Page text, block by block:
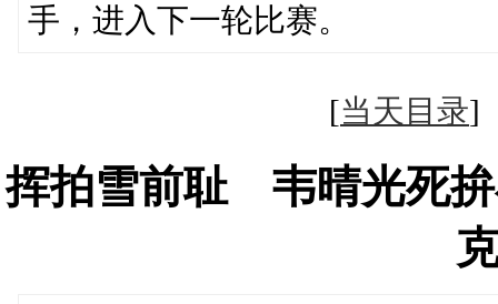
手，进入下一轮比赛。
[当天目录
挥拍雪前耻 韦晴光死